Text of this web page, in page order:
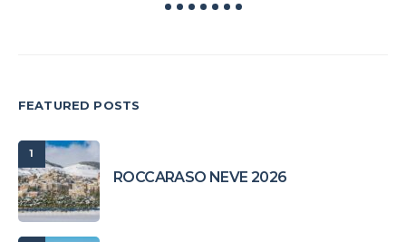
FEATURED POSTS
1
ROCCARASO NEVE 2026